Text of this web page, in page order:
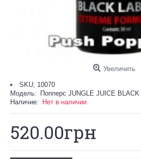
Увеличить
SKU; 10070
Модель:
Попперс JUNGLE JUICE BLACK
Наличие:
Нет в наличии
520.00грн